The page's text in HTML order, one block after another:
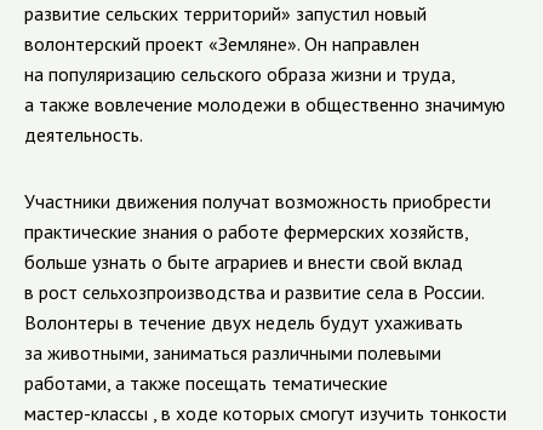
развитие сельских территорий» запустил новый
волонтерский проект «Земляне». Он направлен
на популяризацию сельского образа жизни и труда,
а также вовлечение молодежи в общественно значимую
деятельность.
Участники движения получат возможность приобрести
практические знания о работе фермерских хозяйств,
больше узнать о быте аграриев и внести свой вклад
в рост сельхозпроизводства и развитие села в России.
Волонтеры в течение двух недель будут ухаживать
за животными, заниматься различными полевыми
работами, а также посещать тематические
мастер-классы , в ходе которых смогут изучить тонкости